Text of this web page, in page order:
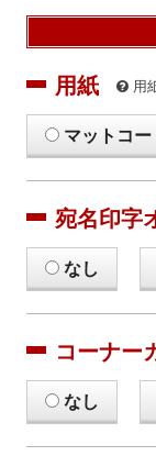
用紙 用
マットコー
宛名印字
なし
コーナー
なし